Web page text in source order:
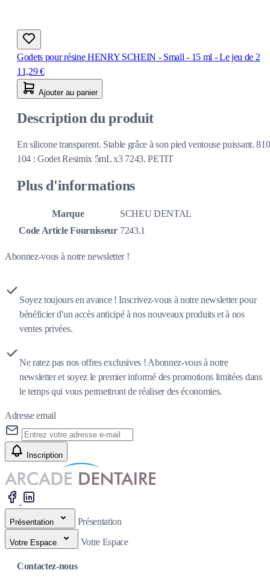
Godets pour résine HENRY SCHEIN - Small - 15 ml - Le jeu de 2
11,29 €
Ajouter au panier
Description du produit
En silicone transparent. Stable grâce à son pied ventouse puissant.
104 : Godet Resimix 5mL x3 7243. PETIT
Plus d'informations
Marque
SCHEU DENTAL
Code Article Fournisseur 7243.1
Abonnez-vous à notre newsletter !
Soyez toujours en avance ! Inscrivez-vous à notre newsletter pour
bénéficier d'un accès anticipé à nos nouveaux produits et à nos
ventes privées.
Ne ratez pas nos offres exclusives ! Abonnez-vous à notre
newsletter et soyez le premier informé des promotions limitées dans
le temps qui vous permettront de réaliser des économies.
Adresse email
Inscription
Présentation Présentation
Votre Espace Votre Espace
Contactez-nous